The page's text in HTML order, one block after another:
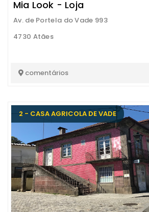
Mia Look - Loja
Av. de Portela do Vade 993
4730 Atães
comentários
2 - CASA AGRICOLA DE VADE